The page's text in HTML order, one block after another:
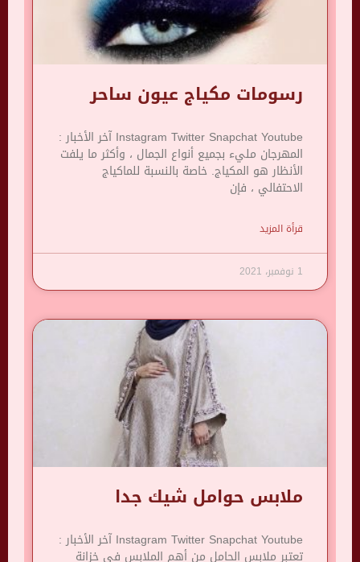
رسومات مكياج عيون ساحر
Instagram Twitter Snapchat Youtube آخر الأخبار :
المهرجان مليء بجميع أنواع الجمال ، وأكثر ما يلفت
الأنظار هو المكياج. خاصة بالنسبة للماكياج
الاحتفالي ، فإن
قرأة المزيد
1 نوفمبر، 2021
ملابس حوامل شيك جدا
Instagram Twitter Snapchat Youtube آخر الأخبار :
تعتبر ملابس الحامل من أهم الملابس في خزانة